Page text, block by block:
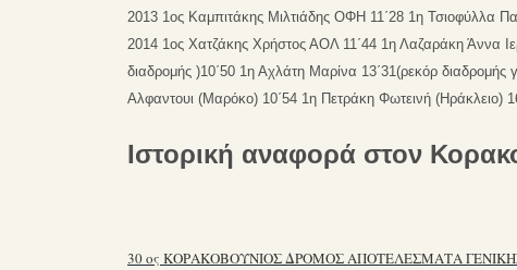
2013 1ος Καμπιτάκης Μιλτιάδης ΟΦΗ 11΄28 1η Τσιοφύλλα
2014 1ος Χατζάκης Χρήστος ΑΟΛ 11΄44 1η Λαζαράκη Άννα
διαδρομής )10΄50 1η Αχλάτη Μαρίνα 13΄31(ρεκόρ διαδρομής
Αλφαντουι (Μαρόκο) 10΄54 1η Πετράκη Φωτεινή (Ηράκλειο)
Ιστορική αναφορά στον
30 ος ΚΟΡΑΚΟΒΟΥΝΙΟΣ ΔΡΟΜΟΣ ΑΠΟΤΕΛΕΣΜΑΤΑ